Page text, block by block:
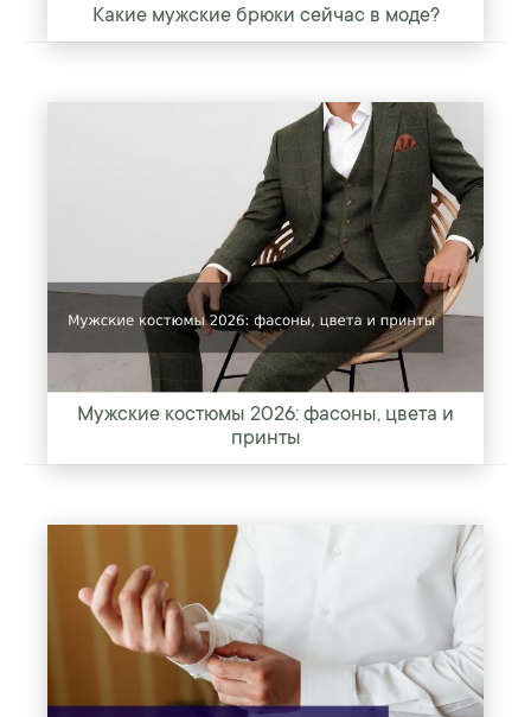
Какие мужские брюки сейчас в моде?
Мужские костюмы 2026: фасоны, цвета и
принты